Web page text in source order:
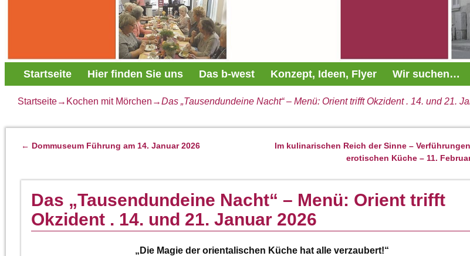
Startseite Hier finden Sie uns Das b-west Konzept, Ideen, Flyer Wir suchen…
Startseite→ Kochen mit Mörchen →Das „Tausendundeine Nacht“ – Menü: Orient trifft Okzident . 14. und 21.
← Dommuseum Führung am 14. Januar 2026
Im kulinarischen Reich der Sinne –
erotischen Küche – 11.
Das „Tausendundeine Nacht“ – Menü: Orient trifft
Okzident . 14. und 21. Januar 2026
„Die Magie der orientalischen Küche hat alle verzaubert!“